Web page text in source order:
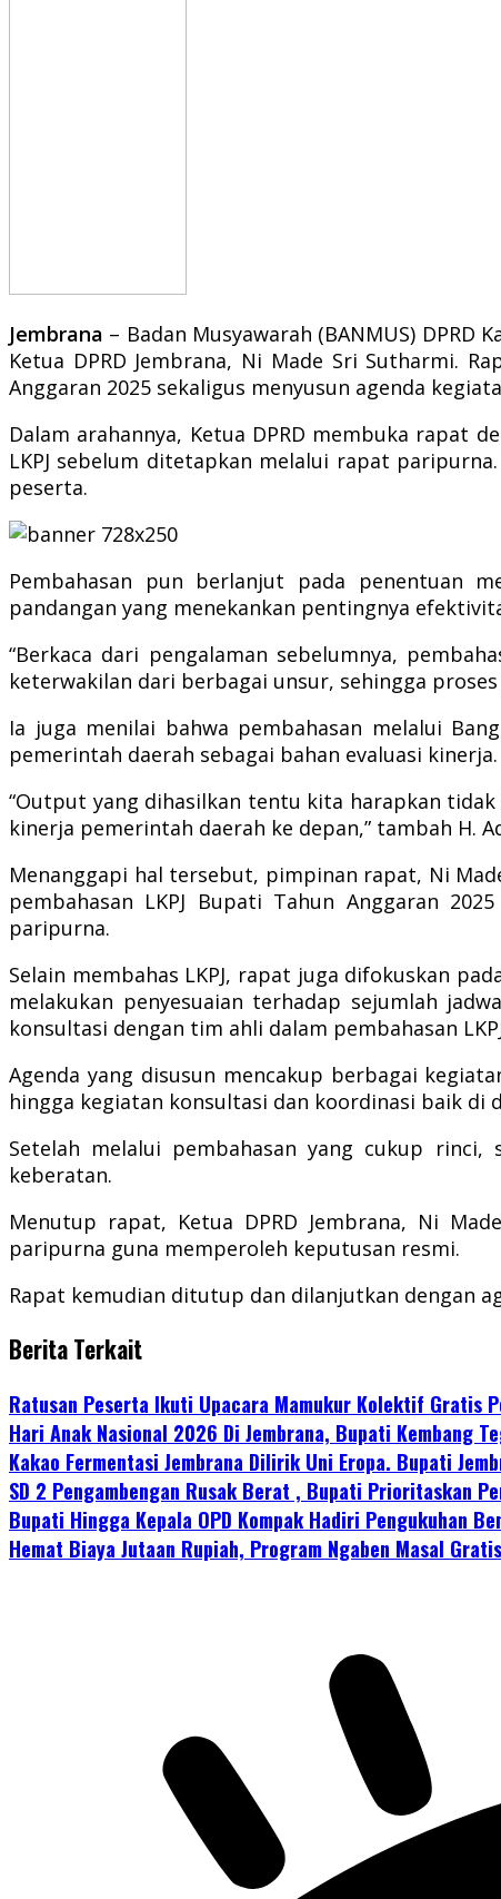
Jembrana – Badan Musyawarah (BANMUS)
Ketua DPRD Jembrana, Ni Made Sri Sutharmi.
Anggaran 2025 sekaligus menyusun agenda
Dalam arahannya, Ketua DPRD membuka rapat
LKPJ sebelum ditetapkan melalui rapat
peserta.
Pembahasan pun berlanjut pada penentuan
pandangan yang menekankan pentingnya
“Berkaca dari pengalaman sebelumnya,
keterwakilan dari berbagai unsur, sehingga
Ia juga menilai bahwa pembahasan melalui
pemerintah daerah sebagai bahan evaluasi kinerja.
“Output yang dihasilkan tentu kita harapkan
kinerja pemerintah daerah ke depan,” tambah H.
Menanggapi hal tersebut, pimpinan rapat, Ni
pembahasan LKPJ Bupati Tahun Anggaran
paripurna.
Selain membahas LKPJ, rapat juga difokuskan
melakukan penyesuaian terhadap sejumlah
konsultasi dengan tim ahli dalam pembahasan
Agenda yang disusun mencakup berbagai
hingga kegiatan konsultasi dan koordinasi baik di
Setelah melalui pembahasan yang cukup rinci,
keberatan.
Menutup rapat, Ketua DPRD Jembrana, Ni
paripurna guna memperoleh keputusan resmi.
Rapat kemudian ditutup dan dilanjutkan dengan
Berita Terkait
Ratusan Peserta Ikuti Upacara Mamukur Kolektif Gratis
Hari Anak Nasional 2026 Di Jembrana, Bupati Kembang
Kakao Fermentasi Jembrana Dilirik Uni Eropa. Bupati
SD 2 Pengambengan Rusak Berat , Bupati Prioritaskan
Bupati Hingga Kepala OPD Kompak Hadiri Pengukuhan
Hemat Biaya Jutaan Rupiah, Program Ngaben Masal